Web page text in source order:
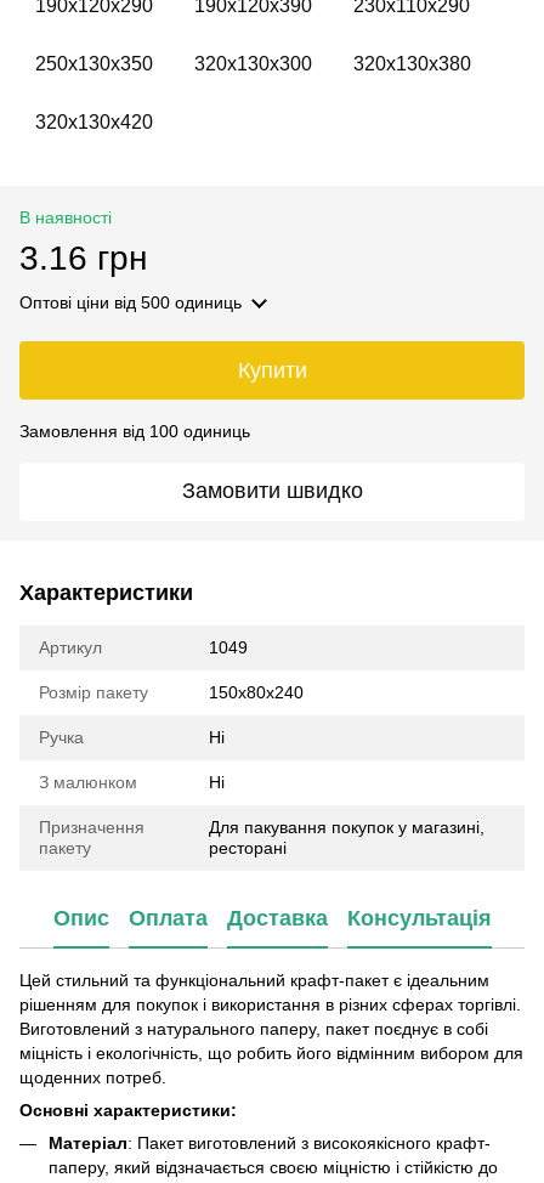
190х120х290 190х120х390 230х110х290
250х130х350 320х130х300 320х130х380
320х130х420
В наявності
3.16 грн
Оптові ціни від 500 одиниць
Купити
Замовлення від 100 одиниць
Замовити швидко
Характеристики
Артикул 1049
Розмір пакету 150х80х240
Ручка Ні
З малюнком Ні
Призначення
пакету
Для пакування покупок у магазині,
ресторані
Опис Оплата Доставка Консультація
Цей стильний та функціональний крафт-пакет є ідеальним
рішенням для покупок і використання в різних сферах торгівлі.
Виготовлений з натурального паперу, пакет поєднує в собі
міцність і екологічність, що робить його відмінним вибором для
щоденних потреб.
Основні характеристики:
Матеріал: Пакет виготовлений з високоякісного крафт-
паперу, який відзначається своєю міцністю і стійкістю до